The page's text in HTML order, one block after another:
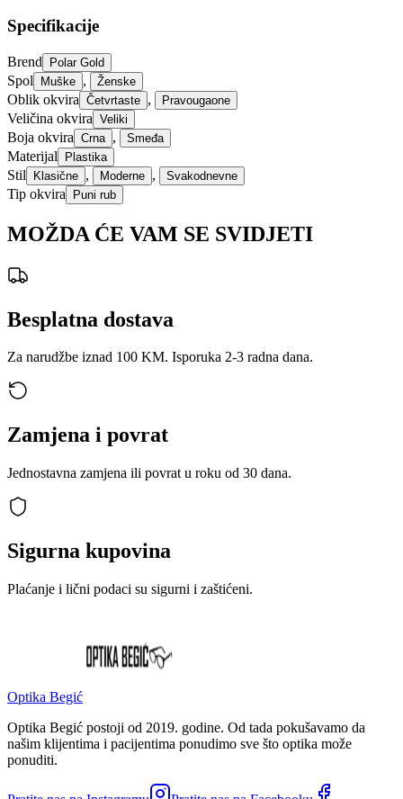
Specifikacije
Brend Polar Gold
Spol Muške , Ženske
Oblik okvira Četvrtaste , Pravougaone
Veličina okvira Veliki
Boja okvira Crna , Smeđa
Materijal Plastika
Stil Klasične , Moderne , Svakodnevne
Tip okvira Puni rub
MOŽDA ĆE VAM SE SVIDJETI
Besplatna dostava
Za narudžbe iznad 100 KM. Isporuka 2-3 radna dana.
Zamjena i povrat
Jednostavna zamjena ili povrat u roku od 30 dana.
Sigurna kupovina
Plaćanje i lični podaci su sigurni i zaštićeni.
Optika Begić
Optika Begić postoji od 2019. godine. Od tada pokušavamo da
našim klijentima i pacijentima ponudimo sve što optika može
ponuditi.